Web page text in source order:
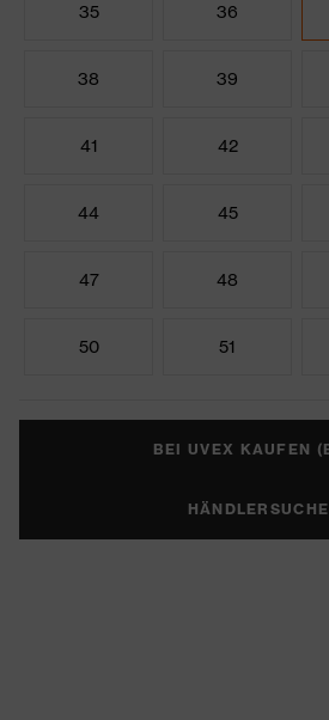
35 36
38 39
41 42
44 45
47 48
50 51
BEI UVEX KAUFEN
HÄNDLERSUCHE